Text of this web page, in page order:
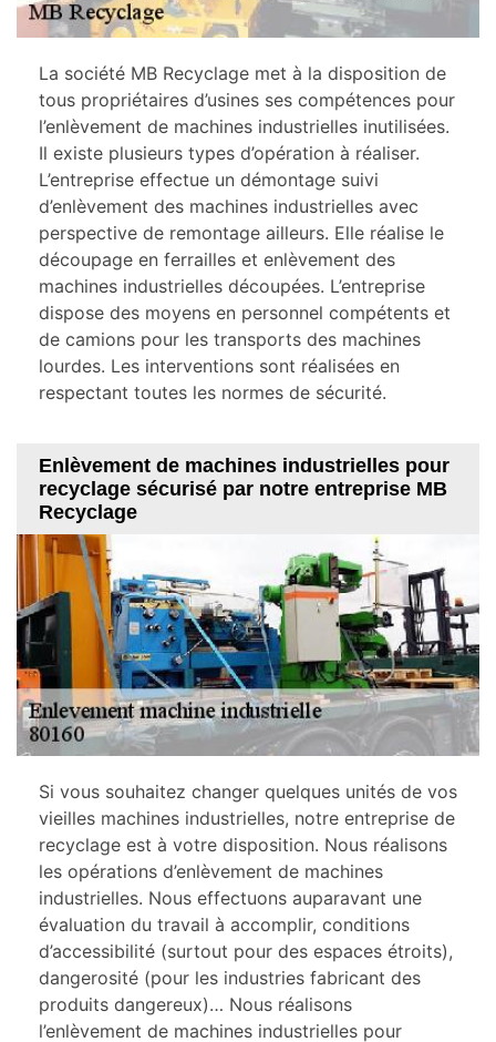
La société MB Recyclage met à la disposition de
tous propriétaires d’usines ses compétences pour
l’enlèvement de machines industrielles inutilisées.
Il existe plusieurs types d’opération à réaliser.
L’entreprise effectue un démontage suivi
d’enlèvement des machines industrielles avec
perspective de remontage ailleurs. Elle réalise le
découpage en ferrailles et enlèvement des
machines industrielles découpées. L’entreprise
dispose des moyens en personnel compétents et
de camions pour les transports des machines
lourdes. Les interventions sont réalisées en
respectant toutes les normes de sécurité.
Enlèvement de machines industrielles pour
recyclage sécurisé par notre entreprise MB
Recyclage
Si vous souhaitez changer quelques unités de vos
vieilles machines industrielles, notre entreprise de
recyclage est à votre disposition. Nous réalisons
les opérations d’enlèvement de machines
industrielles. Nous effectuons auparavant une
évaluation du travail à accomplir, conditions
d’accessibilité (surtout pour des espaces étroits),
dangerosité (pour les industries fabricant des
produits dangereux)… Nous réalisons
l’enlèvement de machines industrielles pour